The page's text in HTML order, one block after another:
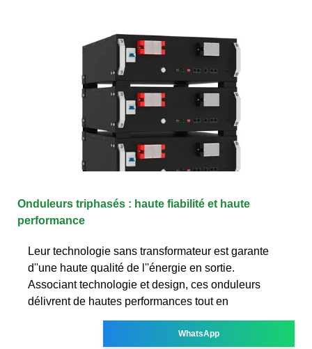
Onduleurs triphasés : haute fiabilité et haute
performance
Leur technologie sans transformateur est garante
d''une haute qualité de l''énergie en sortie.
Associant technologie et design, ces onduleurs
délivrent de hautes performances tout en
WhatsApp